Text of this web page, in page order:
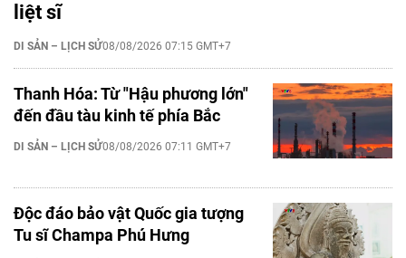
liệt sĩ
DI SẢN – LỊCH SỬ08/08/2026 07:15 GMT+7
Thanh Hóa: Từ "Hậu phương lớn"
đến đầu tàu kinh tế phía Bắc
DI SẢN – LỊCH SỬ08/08/2026 07:11 GMT+7
Độc đáo bảo vật Quốc gia tượng
Tu sĩ Champa Phú Hưng